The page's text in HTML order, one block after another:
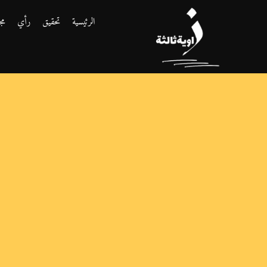
الرئيسية تحقيق رأي